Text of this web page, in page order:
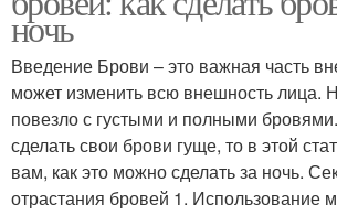
ночь
Введение Брови – это важная часть
может изменить всю внешность лица.
повезло с густыми и полными
сделать свои брови гуще, то в этой
вам, как это можно сделать за ночь.
отрастания бровей 1. Использование